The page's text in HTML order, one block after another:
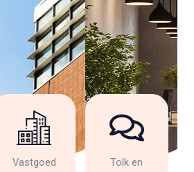
Vastgoed
Tolk en